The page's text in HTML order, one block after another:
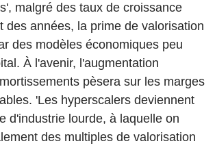
malgré des taux de croissance
des années, la prime de valorisation
des modèles économiques peu
À l'avenir, l'augmentation
pèsera sur les marges
'Les hyperscalers deviennent
d'industrie lourde, à laquelle on
des multiples de valorisation